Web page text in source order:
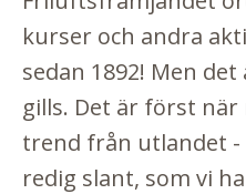
kurser och andra
sedan 1892! Men
gills. Det är först
trend från utlandet -
redig slant, som vi